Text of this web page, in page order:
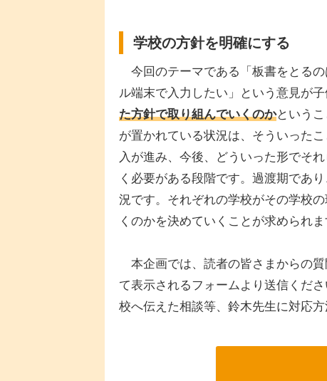
学校の方針を明確にする
今回のテーマである「板書をとる
ル端末で入力したい」という意見が
た方針で取り組んでいくのかという
が置かれている状況は、そういった
入が進み、今後、どういった形でそ
く必要がある段階です。過渡期であ
況です。それぞれの学校がその学校
くのかを決めていくことが求められま
本企画では、読者の皆さまからの
て表示されるフォームより送信くだ
校へ伝えた相談等、鈴木先生に対応